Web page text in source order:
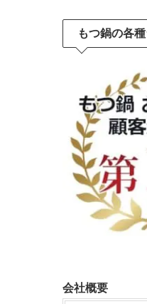
もつ鍋の各
会社概要